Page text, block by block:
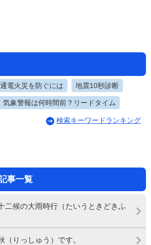
通電火災を防ぐには 地震10秒診断
気象警報は何時間前？リードタイム
検索キーワードランキング
事一覧
二候の大雨時行（たいうときどきふ
（りっしゅう）です。